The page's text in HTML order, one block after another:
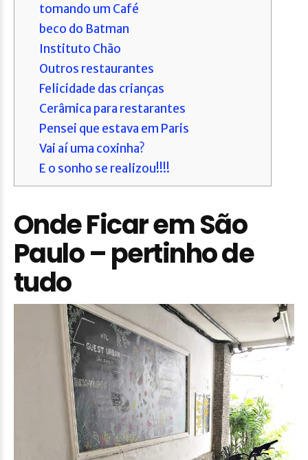
tomando um Café
beco do Batman
Instituto Chão
Outros restaurantes
Felicidade das crianças
Cerâmica para restarantes
Pensei que estava em Paris
Vai aí uma coxinha?
E o sonho se realizou!!!!
Onde Ficar em São
Paulo – pertinho de
tudo